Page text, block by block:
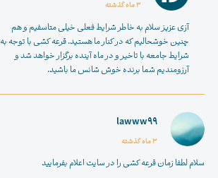
3 ماه گذشته
آزی عزیز سلام به خاطر شرایط فعلی خیلی متاسفیم و هم
چنین خوشحالیم که در کنار ما هستید. قرعه کشی با توجه به
شرایط جامعه با تاخیر و در ماه آینده برگزار خواهد شد و
آرزومندیم شما برنده خوش شانس ما باشید.
lawww99
3 ماه گذشته
سلام لطفا زمان قرعه کشی را در سایت اعلام بفرمایید